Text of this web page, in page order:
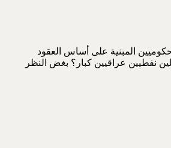
يومياً، كما تكرر تصريحات المسؤولين الحكوميين المبنية على أساس العقود
نفطيين عراقيين كبار؟ بغض النظر